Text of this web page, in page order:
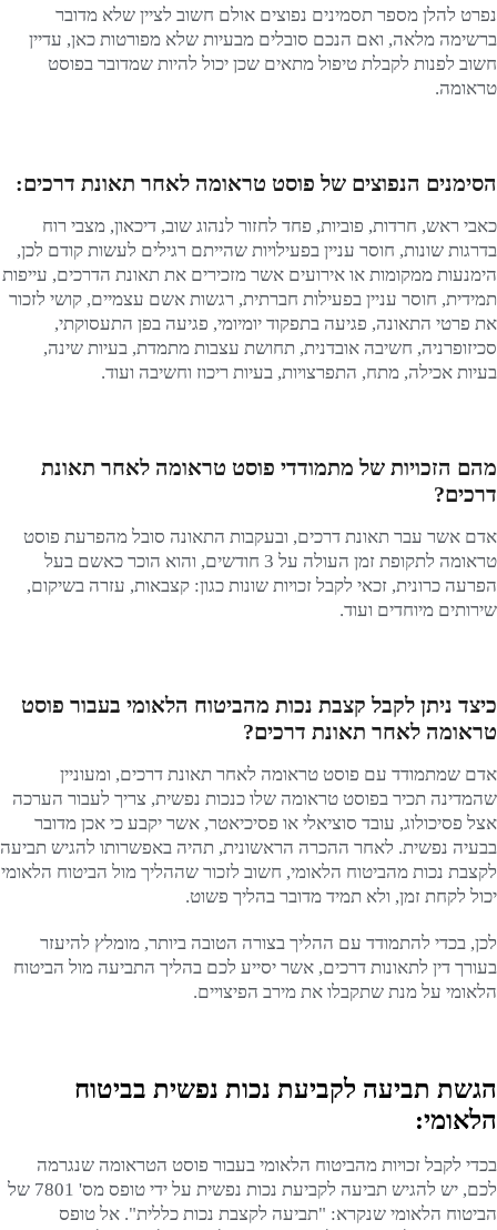
נפרט להלן מספר תסמינים נפוצים אולם חשוב לציין שלא מדובר
ברשימה מלאה, ואם הנכם סובלים מבעיות שלא מפורטות כאן, עדיין
חשוב לפנות לקבלת טיפול מתאים שכן יכול להיות שמדובר בפוסט
טראומה.
הסימנים הנפוצים של פוסט טראומה לאחר תאונת דרכים:
כאבי ראש, חרדות, פוביות, פחד לחזור לנהוג שוב, דיכאון, מצבי רוח
בדרגות שונות, חוסר עניין בפעילויות שהייתם רגילים לעשות קודם לכן,
הימנעות ממקומות או אירועים אשר מזכירים את תאונת הדרכים, עייפות
תמידית, חוסר עניין בפעילות חברתית, רגשות אשם עצמיים, קושי לזכור
את פרטי התאונה, פגיעה בתפקוד יומיומי, פגיעה בפן התעסוקתי,
סכיזופרניה, חשיבה אובדנית, תחושת עצבות מתמדת, בעיות שינה,
בעיות אכילה, מתח, התפרצויות, בעיות ריכוז וחשיבה ועוד.
מהם הזכויות של מתמודדי פוסט טראומה לאחר תאונת
דרכים?
אדם אשר עבר תאונת דרכים, ובעקבות התאונה סובל מהפרעת פוסט
טראומה לתקופת זמן העולה על 3 חודשים, והוא הוכר כאשם בעל
הפרעה כרונית, זכאי לקבל זכויות שונות כגון: קצבאות, עזרה בשיקום,
שירותים מיוחדים ועוד.
כיצד ניתן לקבל קצבת נכות מהביטוח הלאומי בעבור פוסט
טראומה לאחר תאונת דרכים?
אדם שמתמודד עם פוסט טראומה לאחר תאונת דרכים, ומעוניין
שהמדינה תכיר בפוסט טראומה שלו כנכות נפשית, צריך לעבור הערכה
אצל פסיכולוג, עובד סוציאלי או פסיכיאטר, אשר יקבע כי אכן מדובר
בבעיה נפשית. לאחר ההכרה הראשונית, תהיה באפשרותו להגיש תביעה
לקצבת נכות מהביטוח הלאומי, חשוב לזכור שההליך מול הביטוח הלאומי
יכול לקחת זמן, ולא תמיד מדובר בהליך פשוט.
לכן, בכדי להתמודד עם ההליך בצורה הטובה ביותר, מומלץ להיעזר
בעורך דין לתאונות דרכים, אשר יסייע לכם בהליך התביעה מול הביטוח
הלאומי על מנת שתקבלו את מירב הפיצויים.
הגשת תביעה לקביעת נכות נפשית בביטוח
הלאומי:
בכדי לקבל זכויות מהביטוח הלאומי בעבור פוסט הטראומה שנגרמה
לכם, יש להגיש תביעה לקביעת נכות נפשית על ידי טופס מס' 7801 של
הביטוח הלאומי שנקרא: "תביעה לקצבת נכות כללית". אל טופס